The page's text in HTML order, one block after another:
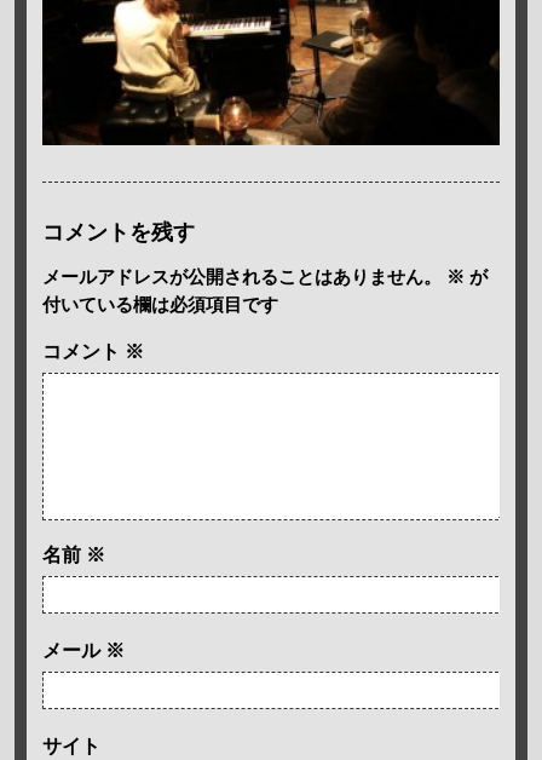
コメントを残す
メールアドレスが公開されることはありません。 ※ が
付いている欄は必須項目です
コメント ※
名前 ※
メール ※
サイト